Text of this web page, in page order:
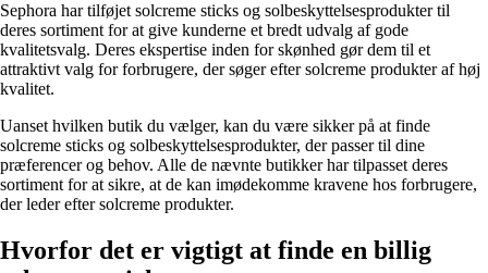
Sephora har tilføjet solcreme sticks og solbeskyttelsesprodukter til
deres sortiment for at give kunderne et bredt udvalg af gode
kvalitetsvalg. Deres ekspertise inden for skønhed gør dem til et
attraktivt valg for forbrugere, der søger efter solcreme produkter af høj
kvalitet.
Uanset hvilken butik du vælger, kan du være sikker på at finde
solcreme sticks og solbeskyttelsesprodukter, der passer til dine
præferencer og behov. Alle de nævnte butikker har tilpasset deres
sortiment for at sikre, at de kan imødekomme kravene hos forbrugere,
der leder efter solcreme produkter.
Hvorfor det er vigtigt at finde en billig